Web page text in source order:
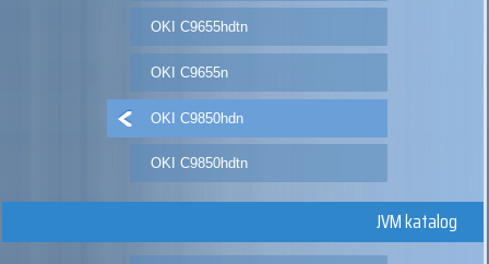
OKI C9655hdtn
OKI C9655n
OKI C9850hdn
OKI C9850hdtn
JVM katalog